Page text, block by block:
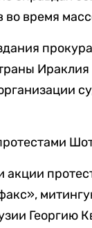
время
акции
Георгию